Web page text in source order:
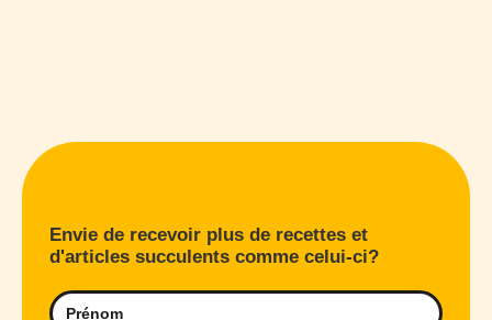
Envie de recevoir plus de recettes et
d'articles succulents comme celui-ci?